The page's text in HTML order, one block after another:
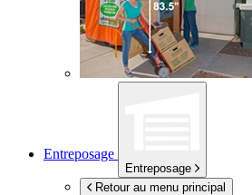
Entreposage
Entreposage
Retour au menu principal